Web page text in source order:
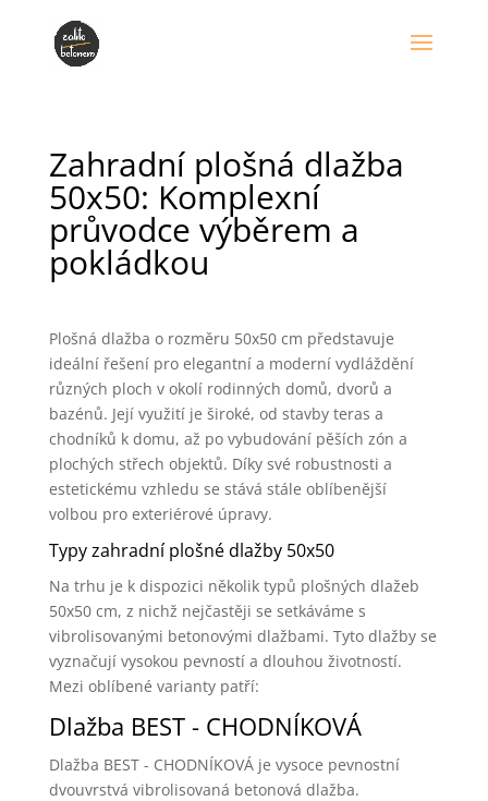
Zahradní plošná dlažba
50x50: Komplexní
průvodce výběrem a
pokládkou
Plošná dlažba o rozměru 50x50 cm představuje
ideální řešení pro elegantní a moderní vydláždění
různých ploch v okolí rodinných domů, dvorů a
bazénů. Její využití je široké, od stavby teras a
chodníků k domu, až po vybudování pěších zón a
plochých střech objektů. Díky své robustnosti a
estetickému vzhledu se stává stále oblíbenější
volbou pro exteriérové úpravy.
Typy zahradní plošné dlažby 50x50
Na trhu je k dispozici několik typů plošných dlažeb
50x50 cm, z nichž nejčastěji se setkáváme s
vibrolisovanými betonovými dlažbami. Tyto dlažby se
vyznačují vysokou pevností a dlouhou životností.
Mezi oblíbené varianty patří:
Dlažba BEST - CHODNÍKOVÁ
Dlažba BEST - CHODNÍKOVÁ je vysoce pevnostní
dvouvrstvá vibrolisovaná betonová dlažba.